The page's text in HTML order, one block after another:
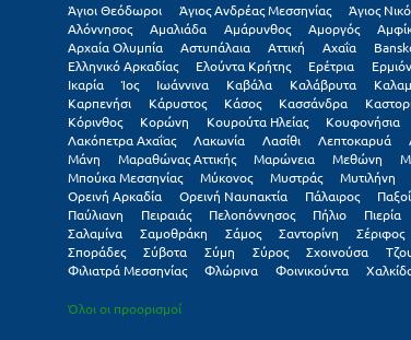
Άγιοι Θεόδωροι Άγιος Ανδρέας Μεσσηνίας Άγιος
Αλόννησος
Αμαλιάδα Αμάρυνθος Αμοργός
Αρχαία Ολυμπία
Αστυπάλαια Αττική Αχαΐα
Ελληνικό Αρκαδίας
Ελούντα Κρήτης Ερέτρια
Ικαρία
Ίος Ιωάννινα Καβάλα Καλάβρυτα
Καρπενήσι
Κάρυστος Κάσος Κασσάνδρα
Κόρινθος
Κορώνη Κουρούτα Ηλείας Κουφονήσια
Λακόπετρα Αχαΐας
Λακωνία Λασίθι Λεπτοκαρυά
Μάνη
Μαραθώνας Αττικής Μαρώνεια Μεθώνη
Μπούκα Μεσσηνίας
Μύκονος Μυστράς Μυτιλήνη
Ορεινή Αρκαδία
Ορεινή Ναυπακτία Πάλαιρος Παξοί
Παύλιανη
Πειραιάς Πελοπόννησος Πήλιο Πιερία
Σαλαμίνα
Σαμοθράκη Σάμος Σαντορίνη Σέριφος
Σποράδες
Σύβοτα Σύμη Σύρος Σχοινούσα
Φιλιατρά Μεσσηνίας
Φλώρινα Φοινικούντα
Όλοι οι προορισμοί